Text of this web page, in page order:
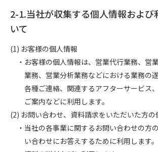
2-1.当社が収集する個人情報および
いて
(1) お客様の個人情報
・お客様の個人情報は、営業代行業務、営
業務、営業分析業務などにおける業務の
各種ご連絡、関連するアフターサービス
ご案内などに利用します。
(2) お問い合わせ、資料請求をいただいた方の
・当社の各事業に関するお問い合わせの方
い合わせにお答えするために利用します